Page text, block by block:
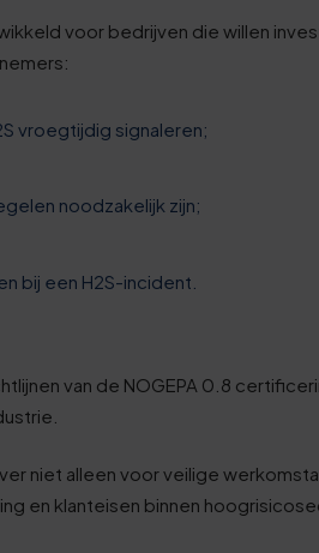
voor bedrijven die willen
vroegtijdig signaleren;
noodzakelijk zijn;
bij een H2S-incident.
van de NOGEPA 0.8
niet alleen voor veilige
en klanteisen binnen